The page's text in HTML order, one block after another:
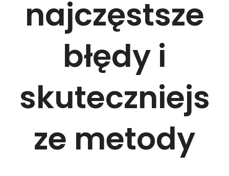
najczęstsze
błędy i
skuteczniejs
ze metody